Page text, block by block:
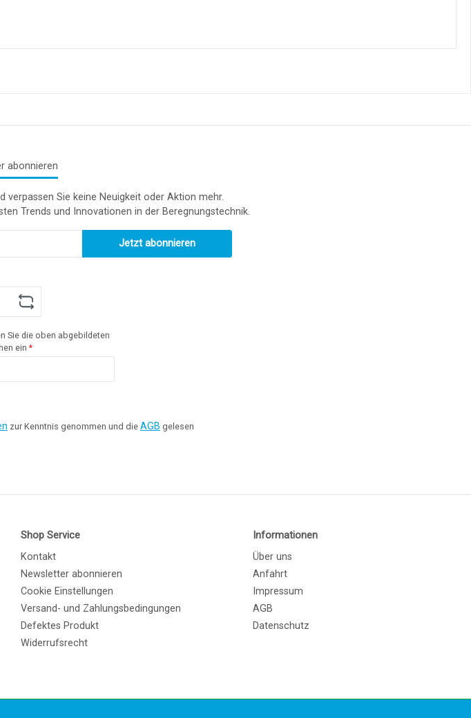
abonnieren
Sie keine Neuigkeit oder Aktion mehr.
Trends und Innovationen in der Beregnungstechnik.
Jetzt abonnieren
Sie die oben abgebildeten
ein *
zur Kenntnis genommen und die AGB gelesen
Shop Service
Kontakt
Newsletter abonnieren
Cookie Einstellungen
Versand- und Zahlungsbedingungen
Defektes Produkt
Widerrufsrecht
Informationen
Über uns
Anfahrt
Impressum
AGB
Datenschutz